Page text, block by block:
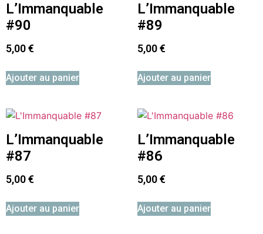
L’Immanquable
#90
5,00€
Ajouter au panier
L’Immanquable
#89
5,00€
Ajouter au panier
L’Immanquable
#87
5,00€
Ajouter au panier
L’Immanquable
#86
5,00€
Ajouter au panier